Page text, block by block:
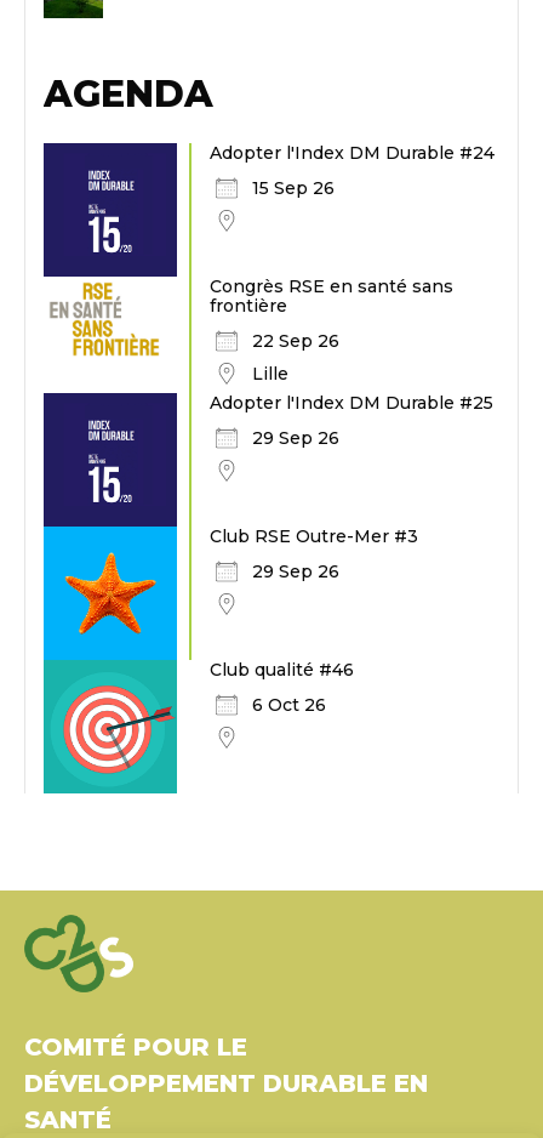
AGENDA
Adopter l'Index DM Durable #24
15 Sep 26
Congrès RSE en santé sans
frontière
22 Sep 26
Lille
Adopter l'Index DM Durable #25
29 Sep 26
Club RSE Outre-Mer #3
29 Sep 26
Club qualité #46
6 Oct 26
COMITÉ POUR LE
DÉVELOPPEMENT DURABLE EN
SANTÉ